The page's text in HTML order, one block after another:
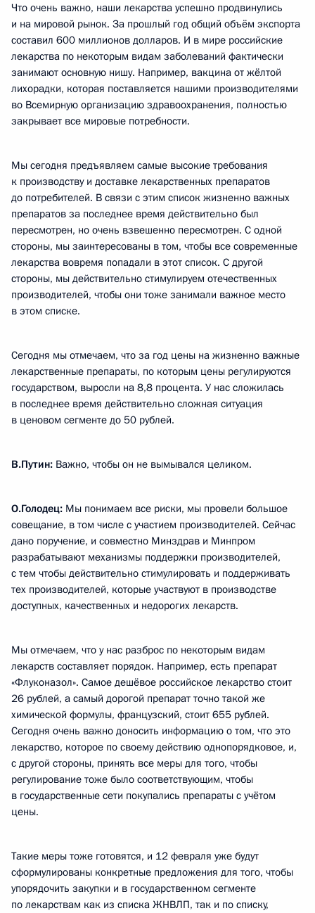
Что очень важно, наши лекарства успешно продвинулись
и на мировой рынок. За прошлый год общий объём экспорта
составил 600 миллионов долларов. И в мире российские
лекарства по некоторым видам заболеваний фактически
занимают основную нишу. Например, вакцина от жёлтой
лихорадки, которая поставляется нашими производителями
во Всемирную организацию здравоохранения, полностью
закрывает все мировые потребности.
Мы сегодня предъявляем самые высокие требования
к производству и доставке лекарственных препаратов
до потребителей. В связи с этим список жизненно важных
препаратов за последнее время действительно был
пересмотрен, но очень взвешенно пересмотрен. С одной
стороны, мы заинтересованы в том, чтобы все современные
лекарства вовремя попадали в этот список. С другой
стороны, мы действительно стимулируем отечественных
производителей, чтобы они тоже занимали важное место
в этом списке.
Сегодня мы отмечаем, что за год цены на жизненно важные
лекарственные препараты, по которым цены регулируются
государством, выросли на 8,8 процента. У нас сложилась
в последнее время действительно сложная ситуация
в ценовом сегменте до 50 рублей.
В.Путин: Важно, чтобы он не вымывался целиком.
О.Голодец: Мы понимаем все риски, мы провели большое
совещание, в том числе с участием производителей. Сейчас
дано поручение, и совместно Минздрав и Минпром
разрабатывают механизмы поддержки производителей,
с тем чтобы действительно стимулировать и поддерживать
тех производителей, которые участвуют в производстве
доступных, качественных и недорогих лекарств.
Мы отмечаем, что у нас разброс по некоторым видам
лекарств составляет порядок. Например, есть препарат
«Флуконазол». Самое дешёвое российское лекарство стоит
26 рублей, а самый дорогой препарат точно такой же
химической формулы, французский, стоит 655 рублей.
Сегодня очень важно доносить информацию о том, что это
лекарство, которое по своему действию однопорядковое, и,
с другой стороны, принять все меры для того, чтобы
регулирование тоже было соответствующим, чтобы
в государственные сети покупались препараты с учётом
цены.
Такие меры тоже готовятся, и 12 февраля уже будут
сформулированы конкретные предложения для того, чтобы
упорядочить закупки и в государственном сегменте
по лекарствам как из списка ЖНВЛП, так и по списку,